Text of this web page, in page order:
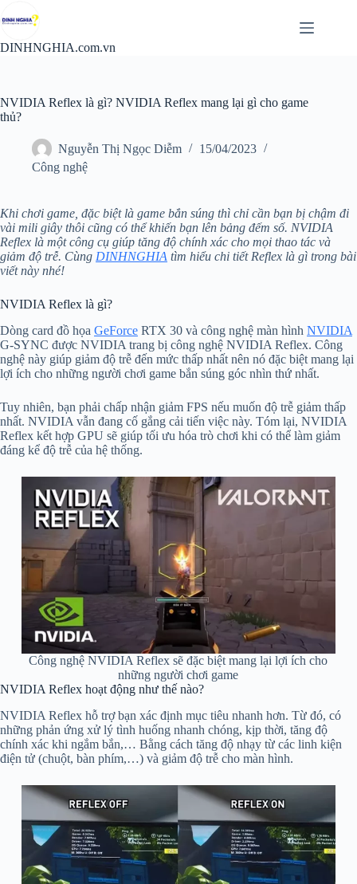
đến
nội
DINHNGHIA.com.vn
NVIDIA Reflex là gì? NVIDIA Reflex mang lại gì cho game
thủ?
Nguyễn Thị Ngọc Diễm
15/04/2023
Công nghệ
Khi chơi game, đặc biệt là game bắn súng thì chỉ cần bạn bị chậm đi
vài mili giây thôi cũng có thể khiến bạn lên bảng đếm số. NVIDIA
Reflex là một công cụ giúp tăng độ chính xác cho mọi thao tác và
giảm độ trễ. Cùng DINHNGHIA tìm hiểu chi tiết Reflex là gì trong bài
viết này nhé!
NVIDIA Reflex là gì?
Dòng card đồ họa GeForce RTX 30 và công nghệ màn hình NVIDIA
G-SYNC được NVIDIA trang bị công nghệ NVIDIA Reflex. Công
nghệ này giúp giảm độ trễ đến mức thấp nhất nên nó đặc biệt mang lại
lợi ích cho những người chơi game bắn súng góc nhìn thứ nhất.
Tuy nhiên, bạn phải chấp nhận giảm FPS nếu muốn độ trễ giảm thấp
nhất. NVIDIA vẫn đang cố gắng cải tiến việc này. Tóm lại, NVIDIA
Reflex kết hợp GPU sẽ giúp tối ưu hóa trò chơi khi có thể làm giảm
đáng kể độ trễ của hệ thống.
Công nghệ NVIDIA Reflex sẽ đặc biệt mang lại lợi ích cho
những người chơi game
NVIDIA Reflex hoạt động như thế nào?
NVIDIA Reflex hỗ trợ bạn xác định mục tiêu nhanh hơn. Từ đó, có
những phản ứng xử lý tình huống nhanh chóng, kịp thời, tăng độ
chính xác khi ngắm bắn,… Bằng cách tăng độ nhạy từ các linh kiện
điện tử (chuột, bàn phím,…) và giảm độ trễ cho màn hình.